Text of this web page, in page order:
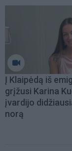
Į Klaipėdą iš
grįžusi Karina
įvardijo
norą